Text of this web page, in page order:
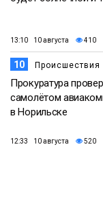
13:10 10 августа 410
10 Происшествия
Прокуратура
самолётом
в Норильске
12:33 10 августа 520